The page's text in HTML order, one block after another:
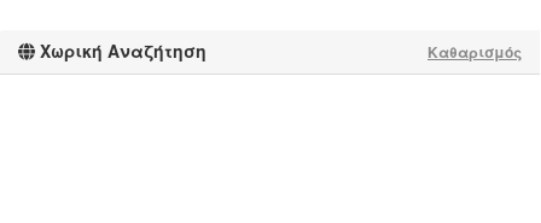
Χωρική Αναζήτηση Καθαρισμός